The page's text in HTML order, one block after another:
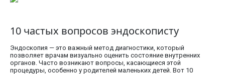
10 частых вопросов эндоскописту
Эндоскопия — это важный метод диагностики, который
позволяет врачам визуально оценить состояние внутренних
органов. Часто возникают вопросы, касающиеся этой
процедуры, особенно у родителей маленьких детей. Вот 10